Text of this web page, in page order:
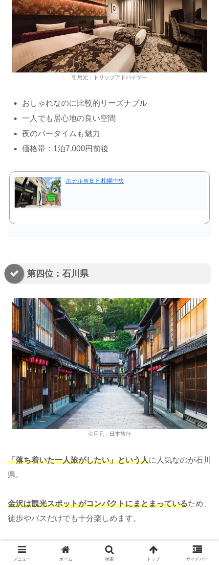
引用元：トリップアドバイザー
おしゃれなのに比較的リーズナブル
一人でも居心地の良い空間
夜のバータイムも魅力
価格帯：1泊7,000円前後
ホテルＷＢＦ札幌中央
第四位：石川県
引用元：日本旅行
「落ち着いた一人旅がしたい」という人に人気なのが石川
県。
金沢は観光スポットがコンパクトにまとまっているため、
徒歩やバスだけでも十分楽しめます。
移動費を節約しながら、兼六園やひがし茶屋街など“ご褒
美感のある旅行”を味わえるのが魅力です。
メニュー ホーム 検索 トップ サイドバー